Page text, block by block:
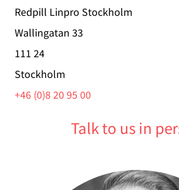
Redpill Linpro Stockholm
Wallingatan 33
111 24
Stockholm
+46 (0)8 20 95 00
Talk to us in